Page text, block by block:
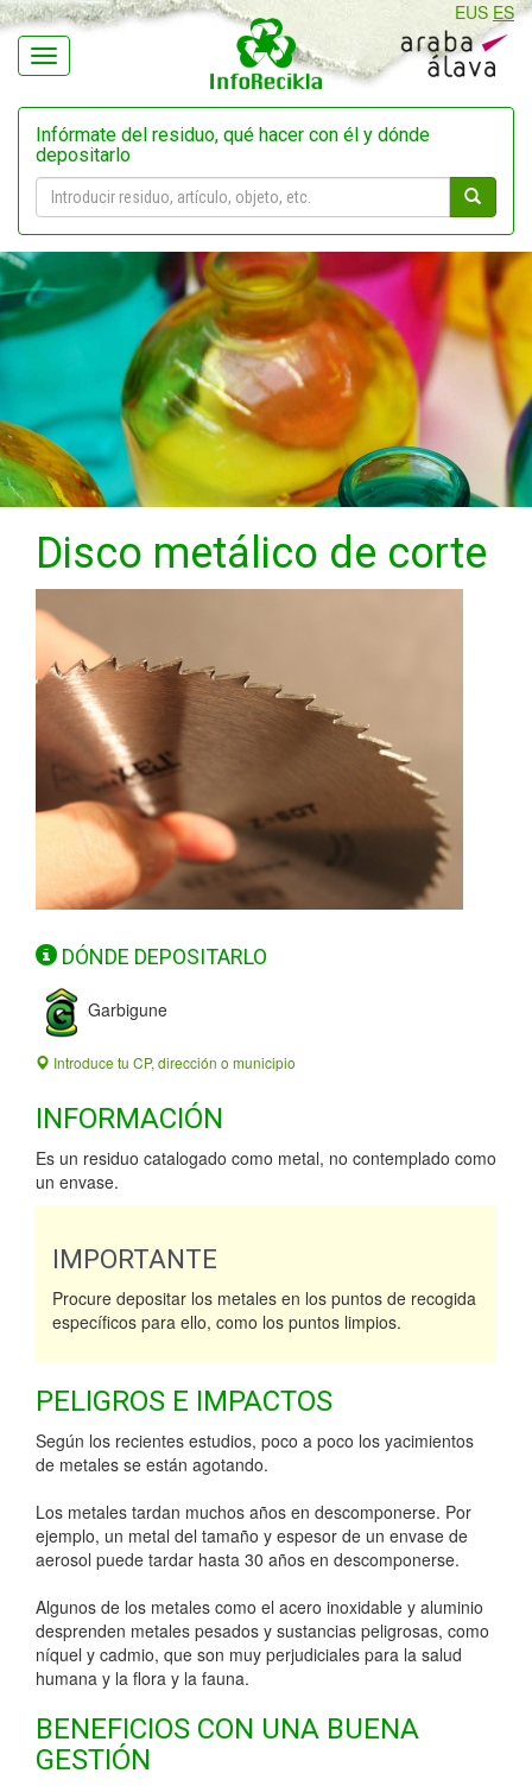
Navegación
EUS ES
Infórmate del residuo, qué hacer con él y dónde
depositarlo
Disco metálico de corte
DÓNDE DEPOSITARLO
Garbigune
Introduce tu CP, dirección o municipio
INFORMACIÓN
Es un residuo catalogado como metal, no contemplado como
un envase.
IMPORTANTE
Procure depositar los metales en los puntos de recogida
específicos para ello, como los puntos limpios.
PELIGROS E IMPACTOS
Según los recientes estudios, poco a poco los yacimientos
de metales se están agotando.
Los metales tardan muchos años en descomponerse. Por
ejemplo, un metal del tamaño y espesor de un envase de
aerosol puede tardar hasta 30 años en descomponerse.
Algunos de los metales como el acero inoxidable y aluminio
desprenden metales pesados y sustancias peligrosas, como
níquel y cadmio, que son muy perjudiciales para la salud
humana y la flora y la fauna.
BENEFICIOS CON UNA BUENA
GESTIÓN